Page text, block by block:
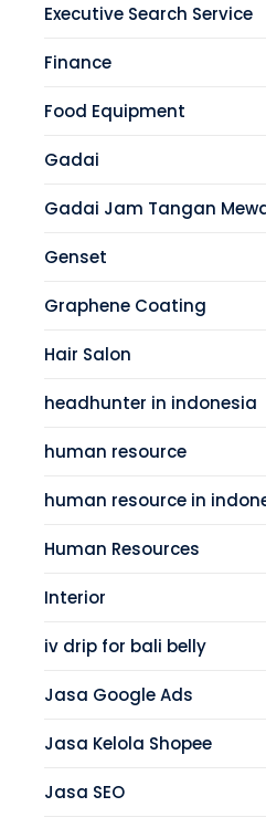
Executive Search Service
Finance
Food Equipment
Gadai
Gadai Jam Tangan
Genset
Graphene Coating
Hair Salon
headhunter in indonesia
human resource
human resource in
Human Resources
Interior
iv drip for bali belly
Jasa Google Ads
Jasa Kelola Shopee
Jasa SEO